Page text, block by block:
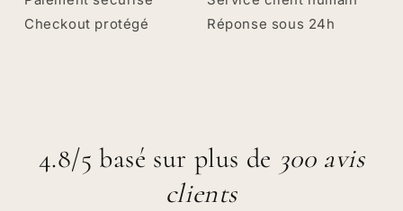
Checkout protégé
Réponse sous 24h
4.8/5 basé sur plus de 300 avis
clients